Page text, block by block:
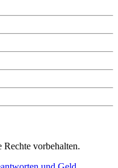
vorbehalten.